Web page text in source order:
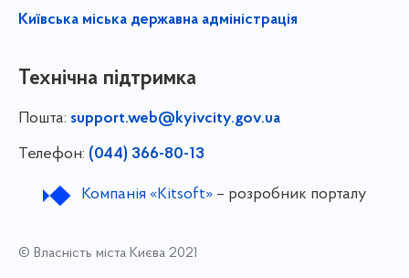
Київська міська державна адміністрація
Технічна підтримка
Пошта: support.web@kyivcity.gov.ua
Телефон: (044) 366-80-13
Компанія «Kitsoft»– розробник порталу
© Власність міста Києва 2021